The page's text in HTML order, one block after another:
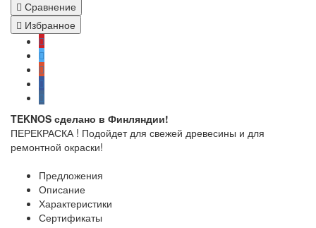
Сравнение
Избранное
TEKNOS сделано в Финляндии!
ПЕРЕКРАСКА ! Подойдет для свежей древесины и для
ремонтной окраски!
Предложения
Описание
Характеристики
Сертификаты